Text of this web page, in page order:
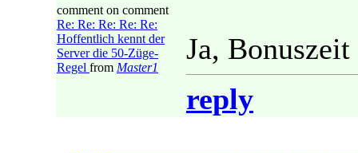
comment on comment
Re: Re: Re: Re: Re:
Hoffentlich kennt der
Server die 50-Züge-
Regel from Master1
Ja,
reply